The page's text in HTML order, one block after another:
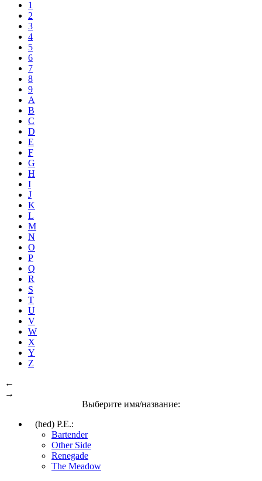
1
2
3
4
5
6
7
8
9
A
B
C
D
E
F
G
H
I
J
K
L
M
N
O
P
Q
R
S
T
U
V
W
X
Y
Z
←
→
Выберите имя/название:
(hed) P.E.:
Bartender
Other Side
Renegade
The Meadow